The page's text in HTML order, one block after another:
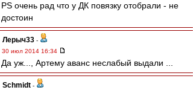
PS очень рад что у ДК повязку отобрали - не
достоин
Лерыч33 -
30 июл 2014 16:34
Да уж..., Артему аванс неслабый выдали ...
Schmidt -